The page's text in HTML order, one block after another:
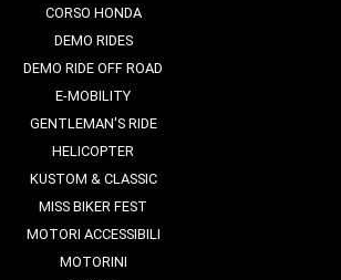
CORSO HONDA
DEMO RIDES
DEMO RIDE OFF ROAD
E-MOBILITY
GENTLEMAN'S RIDE
HELICOPTER
KUSTOM & CLASSIC
MISS BIKER FEST
MOTORI ACCESSIBILI
MOTORINI